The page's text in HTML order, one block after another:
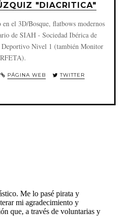
"DIACRITICA"
el 3D/Bosque, flatbows modernos
de SIAH - Sociedad Ibérica de
Nivel 1 (también Monitor
RFETA).
PÁGINA WEB TWITTER